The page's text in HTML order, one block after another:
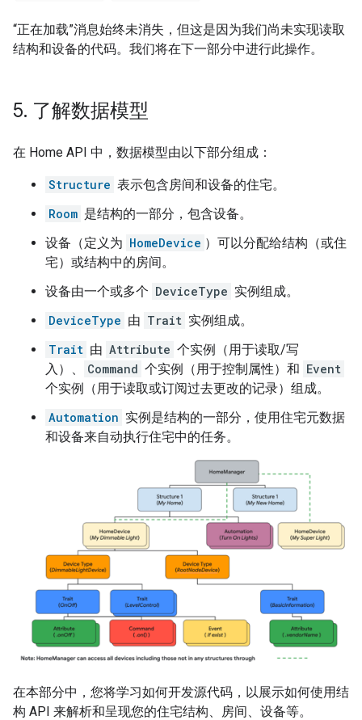
“正在加载”消息始终未消失，但这是因为我们尚未实现读取
结构和设备的代码。我们将在下一部分中进行此操作。
5. 了解数据模型
在 Home API 中，数据模型由以下部分组成：
Structure 表示包含房间和设备的住宅。
Room 是结构的一部分，包含设备。
设备（定义为 HomeDevice ）可以分配给结构（或住
宅）或结构中的房间。
设备由一个或多个 DeviceType 实例组成。
DeviceType 由 Trait 实例组成。
Trait 由 Attribute 个实例（用于读取/写
入）、
Command 个实例（用于控制属性）和 Event
个实例（用于读取或订阅过去更改的记录）组成。
Automation 实例是结构的一部分，使用住宅元数据
和设备来自动执行住宅中的任务。
在本部分中，您将学习如何开发源代码，以展示如何使用结
构 API 来解析和呈现您的住宅结构、房间、设备等。